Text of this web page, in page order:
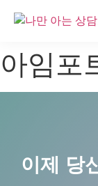
텐아임포
이제 당